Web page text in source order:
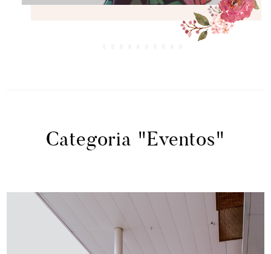
Categoria "Eventos"